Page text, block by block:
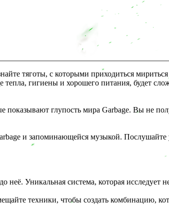
тяготы, с которыми приходиться
гигиены и хорошего питания, будет
глупость мира Garbage. Вы не
и запоминающейся музыкой. Послушайте
Уникальная система, которая исследует
техники, чтобы создать комбинацию,